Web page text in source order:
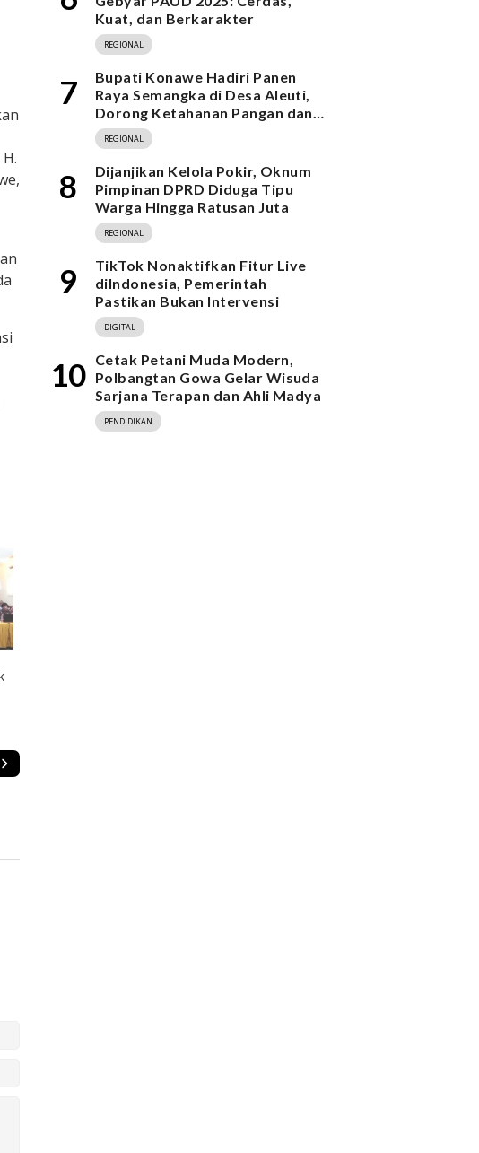
Kuat, dan Berkarakter
REGIONAL
7
Bupati Konawe Hadiri Panen
Raya Semangka di Desa Aleuti,
Dorong Ketahanan Pangan dan
Program MBG
REGIONAL
8
Dijanjikan Kelola Pokir, Oknum
Pimpinan DPRD Diduga Tipu
Warga Hingga Ratusan Juta
REGIONAL
9
TikTok Nonaktifkan Fitur Live
diIndonesia, Pemerintah
Pastikan Bukan Intervensi
DIGITAL
10 Cetak Petani Muda Modern,
Polbangtan Gowa Gelar Wisuda
Sarjana Terapan dan Ahli Madya
PENDIDIKAN